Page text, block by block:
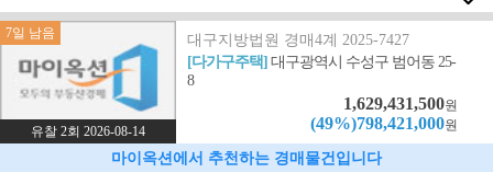
7일 남음
유찰 2회 2026-08-14
대구지방법원 경매4계 2025-7427
[다가구주택]대구광역시 수성구 범어동 25-
8
1,629,431,500원
(49%)798,421,000원
마이옥션에서 추천하는 경매물건입니다